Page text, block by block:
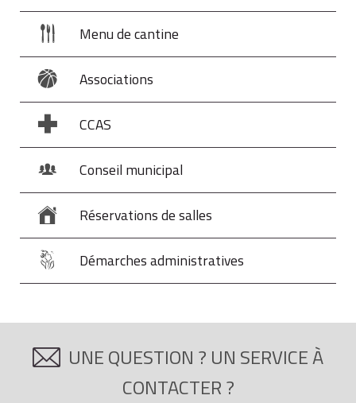
Menu de cantine
Associations
CCAS
Conseil municipal
Réservations de salles
Démarches administratives
UNE QUESTION ? UN SERVICE À
CONTACTER ?